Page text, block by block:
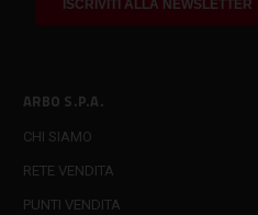
ARBO S.P.A.
CHI SIAMO
RETE VENDITA
PUNTI VENDITA